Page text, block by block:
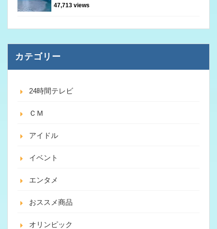
47,713 views
カテゴリー
24時間テレビ
ＣＭ
アイドル
イベント
エンタメ
おススメ商品
オリンピック